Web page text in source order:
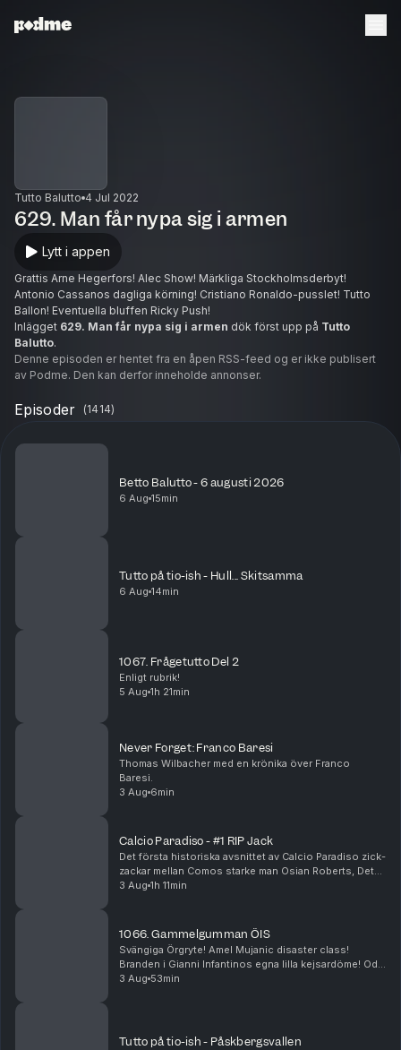
Tutto Balutto 4 Jul 2022
629. Man får nypa sig i armen
Lytt i appen
Grattis Arne Hegerfors! Alec Show! Märkliga Stockholmsderbyt!
Antonio Cassanos dagliga körning! Cristiano Ronaldo-pusslet! Tutto
Ballon! Eventuella bluffen Ricky Push!
Inlägget 629. Man får nypa sig i armen dök först upp på Tutto
Balutto.
Denne episoden er hentet fra en åpen RSS-feed og er ikke publisert
av Podme. Den kan derfor inneholde annonser.
Episoder (1414)
Betto Balutto - 6 augusti 2026
6 Aug 15min
Tutto på tio-ish - Hull... Skitsamma
6 Aug 14min
1067. Frågetutto Del 2
Enligt rubrik!
5 Aug 1h 21min
Never Forget: Franco Baresi
Thomas Wilbacher med en krönika över Franco
Baresi.
3 Aug 6min
Calcio Paradiso - #1 RIP Jack
Det första historiska avsnittet av Calcio Paradiso zick-
zackar mellan Comos starke man Osian Roberts, Det
Nya Juve, Leaos ickebefintliga dragningskraft,
3 Aug 1h 11min
1066. Gammelgumman ÖIS
Svängiga Örgryte! Amel Mujanic disaster class!
Branden i Gianni Infantinos egna lilla kejsardöme! Ode
till Franco Baresi!
3 Aug 53min
Tutto på tio-ish - Påskbergsvallen